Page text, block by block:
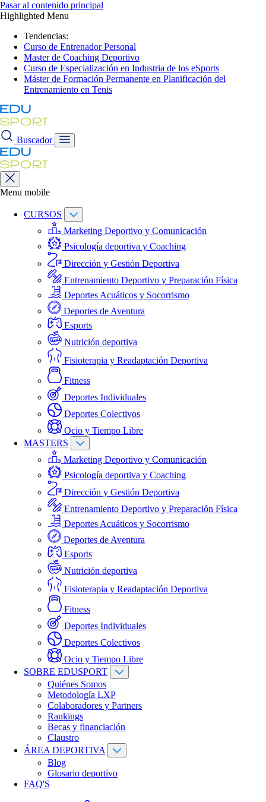
Pasar al contenido principal
Highlighted Menu
Tendencias:
Curso de Entrenador Personal
Master de Coaching Deportivo
Curso de Especialización en Industria de los eSports
Máster de Formación Permanente en Planificación del
Entrenamiento en Tenis
Buscador
Menu mobile
CURSOS
Marketing Deportivo y Comunicación
Psicología deportiva y Coaching
Dirección y Gestión Deportiva
Entrenamiento Deportivo y Preparación Física
Deportes Acuáticos y Socorrismo
Deportes de Aventura
Esports
Nutrición deportiva
Fisioterapia y Readaptación Deportiva
Fitness
Deportes Individuales
Deportes Colectivos
Ocio y Tiempo Libre
MASTERS
Marketing Deportivo y Comunicación
Psicología deportiva y Coaching
Dirección y Gestión Deportiva
Entrenamiento Deportivo y Preparación Física
Deportes Acuáticos y Socorrismo
Deportes de Aventura
Esports
Nutrición deportiva
Fisioterapia y Readaptación Deportiva
Fitness
Deportes Individuales
Deportes Colectivos
Ocio y Tiempo Libre
SOBRE EDUSPORT
Quiénes Somos
Metodología LXP
Colaboradores y Partners
Rankings
Becas y financiación
Claustro
ÁREA DEPORTIVA
Blog
Glosario deportivo
FAQ'S